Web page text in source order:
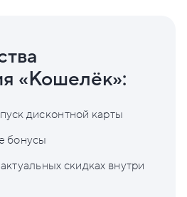
«Кошелёк»:
дисконтной карты
бонусы
скидках внутри